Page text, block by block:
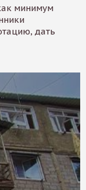
минимум
дать